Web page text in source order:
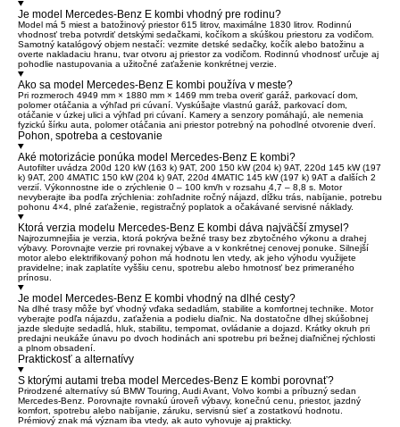
Je model Mercedes-Benz E kombi vhodný pre rodinu?
Model má 5 miest a batožinový priestor 615 litrov, maximálne 1830 litrov. Rodinnú
vhodnosť treba potvrdiť detskými sedačkami, kočíkom a skúškou priestoru za vodičom.
Samotný katalógový objem nestačí: vezmite detské sedačky, kočík alebo batožinu a
overte nakladaciu hranu, tvar otvoru aj priestor za vodičom. Rodinnú vhodnosť určuje aj
pohodlie nastupovania a užitočné zaťaženie konkrétnej verzie.
Ako sa model Mercedes-Benz E kombi používa v meste?
Pri rozmeroch 4949 mm × 1880 mm × 1469 mm treba overiť garáž, parkovací dom,
polomer otáčania a výhľad pri cúvaní. Vyskúšajte vlastnú garáž, parkovací dom,
otáčanie v úzkej ulici a výhľad pri cúvaní. Kamery a senzory pomáhajú, ale nemenia
fyzickú šírku auta, polomer otáčania ani priestor potrebný na pohodlné otvorenie dverí.
Pohon, spotreba a cestovanie
Aké motorizácie ponúka model Mercedes-Benz E kombi?
Autofilter uvádza 200d 120 kW (163 k) 9AT, 200 150 kW (204 k) 9AT, 220d 145 kW (197
k) 9AT, 200 4MATIC 150 kW (204 k) 9AT, 220d 4MATIC 145 kW (197 k) 9AT a ďalších 2
verzií. Výkonnostne ide o zrýchlenie 0 – 100 km/h v rozsahu 4,7 – 8,8 s. Motor
nevyberajte iba podľa zrýchlenia: zohľadnite ročný nájazd, dĺžku trás, nabíjanie, potrebu
pohonu 4×4, plné zaťaženie, registračný poplatok a očakávané servisné náklady.
Ktorá verzia modelu Mercedes-Benz E kombi dáva najväčší zmysel?
Najrozumnejšia je verzia, ktorá pokrýva bežné trasy bez zbytočného výkonu a drahej
výbavy. Porovnajte verzie pri rovnakej výbave a v konkrétnej cenovej ponuke. Silnejší
motor alebo elektrifikovaný pohon má hodnotu len vtedy, ak jeho výhodu využijete
pravidelne; inak zaplatíte vyššiu cenu, spotrebu alebo hmotnosť bez primeraného
prínosu.
Je model Mercedes-Benz E kombi vhodný na dlhé cesty?
Na dlhé trasy môže byť vhodný vďaka sedadlám, stabilite a komfortnej technike. Motor
vyberajte podľa nájazdu, zaťaženia a podielu diaľnic. Na dostatočne dlhej skúšobnej
jazde sledujte sedadlá, hluk, stabilitu, tempomat, ovládanie a dojazd. Krátky okruh pri
predajni neukáže únavu po dvoch hodinách ani spotrebu pri bežnej diaľničnej rýchlosti
a plnom obsadení.
Praktickosť a alternatívy
S ktorými autami treba model Mercedes-Benz E kombi porovnať?
Prirodzené alternatívy sú BMW Touring, Audi Avant, Volvo kombi a príbuzný sedan
Mercedes-Benz. Porovnajte rovnakú úroveň výbavy, konečnú cenu, priestor, jazdný
komfort, spotrebu alebo nabíjanie, záruku, servisnú sieť a zostatkovú hodnotu.
Prémiový znak má význam iba vtedy, ak auto vyhovuje aj prakticky.